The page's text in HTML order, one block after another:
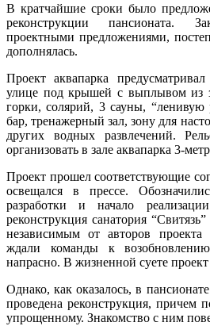
В кратчайшие сроки было
реконструкции пансионата.
проектными предложениями,
дополнялась.
Проект аквапарка
улице под крышей с выплывом из
горки, солярий, 3 сауны, “ленивую
бар, тренажерный зал, зону для
других водных развлечений.
организовать в зале аквапарка 3-
Проект прошел соответствующие
освещался в прессе.
разработки и начало
реконструкция санатория
независимым от авторов проекта
ждали команды к
напрасно. В жизненной суете
Однако, как оказалось, в
проведена реконструкция, причем
упрощенному. Знакомство с ним